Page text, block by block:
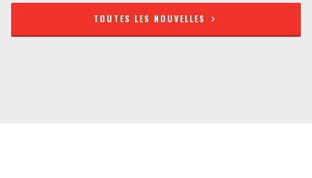
TOUTES LES NOUVELLES